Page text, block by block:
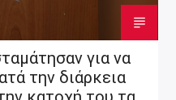
για να
την διάρκεια